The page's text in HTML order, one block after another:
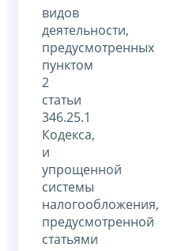
видов
деятельности,
предусмотренных
пунктом
2
статьи
346.25.1
Кодекса,
и
упрощенной
системы
налогообложения,
предусмотренной
статьями